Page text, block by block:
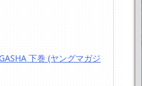
下巻 (ヤングマガジ